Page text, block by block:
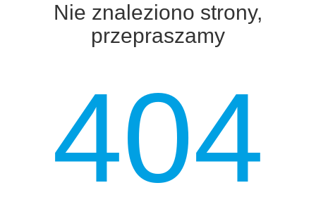
Nie znaleziono strony,
przepraszamy
404